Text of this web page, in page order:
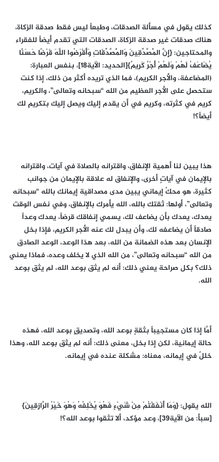
كذلك يقول في مسألة الصدقات، وطبعاً ليس فقط صدقة الزكاة،
هناك صدقات غير صدقة الزكاة، الصدقات التي تقدم أيضاً للفقراء
والمحتاجين: {إِنَّ الْمُصَّدِّقِينَ وَالْمُصَّدِّقَاتِ وَأَقْرَضُوا اللَّهَ قَرْضًا حَسَنًا
يُضَاعَفُ لَهُمْ وَلَهُمْ أَجْرٌ كَرِيمٌ}[الحديد: الآية18]، بنفس العبارة:
(المضاعفة، والأجر الكريم)، فما الذي تريده أكثر من ذلك، إذا كنت
ستحصل على الأجر العظيم من الله “سبحانه وتعالى”، والكريم،
كريم في كثرته، وكريم في أن يقدم إليك ويصل إليك بتكريمٍ لك
أيضاً؟!
هذا يبين لنا أهمية الإنفاق، واقترانه بالصلاة في آيات، واقترانه
بالإيمان في آياتٍ أخرى، والإنفاق له علاقة بالإيمان من جوانب
كثيرة، هو محكٌ إيماني يبين مدى مصداقية إيمانك بالله “سبحانه
وتعالى”، أولها: ثقتك بالله، الله يأمرك بالإنفاق، وفي نفس الوقت
يعدك، يعدك بأن يضاعف لك، يسمي إنفاقك قرضاً، يعدك وعداً
صادقاً أن يضاعفه لك، وأن يبدل لك عنه الأجر الكريم، فإذا بخل
الإنسان بعد هذه الضمانة من الله، بعد هذا الوعد، الوعد الصادق
من الله “سبحانه وتعالى”، من الله الذي لا يخلف وعده، فماذا يعني
ذلك؟ بكل صراحة يعني ذلك: أنه لم يثق بوعد الله، لم يثق بوعد
الله.
أمَّا إذا كان مستجيباً بثقةٍ بوعد الله، وتصديقٍ بوعد الله، فهذه
حالة إيمانية، لكن إذا بخل، معنى ذلك: أنه لم يثق بوعد الله، وهذا
خللٌ في إيمانه، معناه: مشكلة عنده في إيمانه.
الله يقول: {وَمَا أَنْفَقْتُمْ مِنْ شَيْءٍ فَهُوَ يُخْلِفُهُ وَهُوَ خَيْرُ الرَّازِقِينَ}
[سبأ: من الآية39]، وعد مؤكد، ألا تثقوا بوعد الله؟!